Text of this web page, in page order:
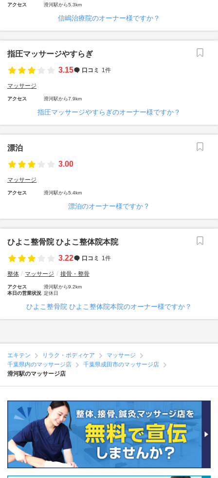
アクセス 滑河駅から5.3km
信嶋治療院のオーナー様ですか？
指圧マッサージやすらぎ
3.15
口コミ 1件
マッサージ
アクセス 滑河駅から7.9km
指圧マッサージやすらぎのオーナー様ですか？
漂泊
3.00
マッサージ
アクセス 滑河駅から5.4km
漂泊のオーナー様ですか？
ひよこ整骨院 ひよこ整体院本院
3.22
口コミ 1件
整体 マッサージ 接骨・整骨
アクセス
滑河駅から9.2km
本日の営業状況 定休日
ひよこ整骨院 ひよこ整体院本院のオーナー様ですか？
エキテン リラク・ボディケア
マッサージ
千葉県内のマッサージ店
千葉県成田市のマッサージ店
滑河駅のマッサージ店